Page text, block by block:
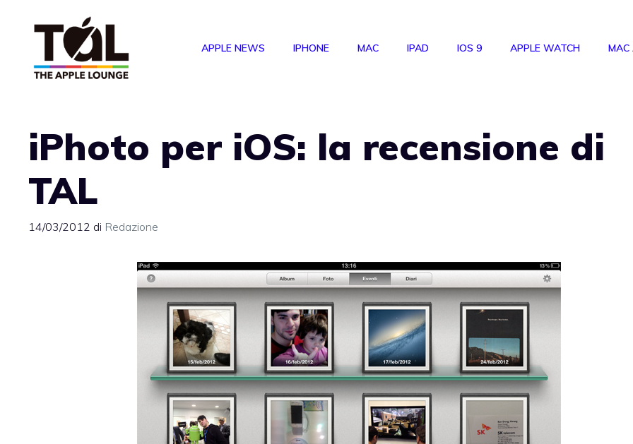
APPLE NEWS IPHONE MAC IPAD IOS 9 APPLE WATCH MAC
iPhoto per iOS: la recensione di
TAL
14/03/2012 di Redazione